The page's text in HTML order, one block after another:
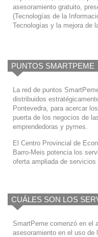
asesoramiento gratuito,
(Tecnologías de la
Tecnologías y la mejora de
PUNTOS SMARTPEME
La red de puntos
distribuidos
Pontevedra, para acercar
puerta de los negocios de
emprendedoras y pymes.
El Centro Provincial de
Barro-Meis potencia los
oferta ampliada de servicios
CUÁLES SON LOS
SmartPeme comenzó en el
asesoramiento en el uso de